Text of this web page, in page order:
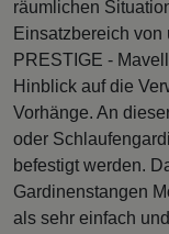
räumlichen
Einsatzbereich von
PRESTIGE -
Hinblick auf die
Vorhänge. An
oder
befestigt werden.
Gardinenstangen
als sehr einfach